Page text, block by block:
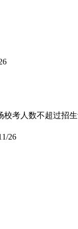
26